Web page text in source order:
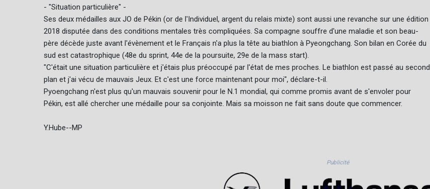
- "Situation particulière" -
Ses deux médailles aux JO de Pékin (or de l'Individuel, argent du relais mixte) sont aussi une revanche sur une édition
2018 disputée dans des conditions mentales très compliquées. Sa compagne souffre d'une maladie et son beau-
père décède juste avant l'évènement et le Français n'a plus la tête au biathlon à Pyeongchang. Son bilan en Corée du
sud est catastrophique (48e du sprint, 44e de la poursuite, 29e de la mass start).
"C'était une situation particulière et j'étais plus préoccupé par l'état de mes proches. Le biathlon est passé au second
plan et j'ai vécu de mauvais Jeux. Et c'est une force maintenant pour moi", déclare-t-il.
Pyoengchang n'est plus qu'un mauvais souvenir pour le N.1 mondial, qui comme promis avant de s'envoler pour
Pékin, est allé chercher une médaille pour sa conjointe. Mais sa moisson ne fait sans doute que commencer.
Y.Hube--MP
Publicité